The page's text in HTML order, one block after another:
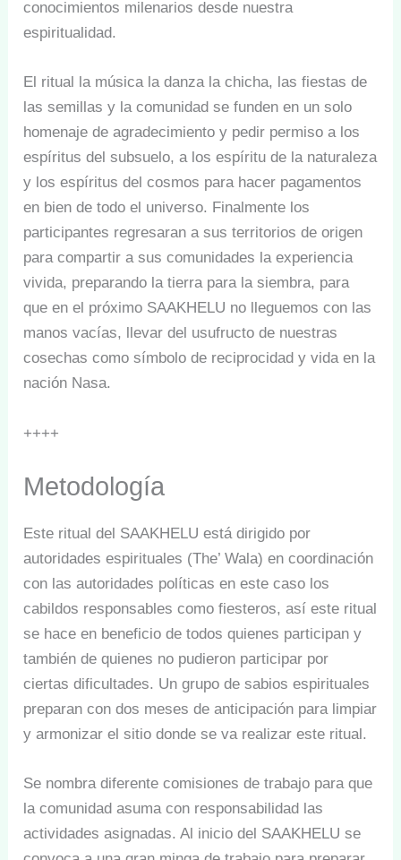
conocimientos milenarios desde nuestra
espiritualidad.
El ritual la música la danza la chicha, las fiestas de
las semillas y la comunidad se funden en un solo
homenaje de agradecimiento y pedir permiso a los
espíritus del subsuelo, a los espíritu de la naturaleza
y los espíritus del cosmos para hacer pagamentos
en bien de todo el universo. Finalmente los
participantes regresaran a sus territorios de origen
para compartir a sus comunidades la experiencia
vivida, preparando la tierra para la siembra, para
que en el próximo SAAKHELU no lleguemos con las
manos vacías, llevar del usufructo de nuestras
cosechas como símbolo de reciprocidad y vida en la
nación Nasa.
++++
Metodología
Este ritual del SAAKHELU está dirigido por
autoridades espirituales (The’ Wala) en coordinación
con las autoridades políticas en este caso los
cabildos responsables como fiesteros, así este ritual
se hace en beneficio de todos quienes participan y
también de quienes no pudieron participar por
ciertas dificultades. Un grupo de sabios espirituales
preparan con dos meses de anticipación para limpiar
y armonizar el sitio donde se va realizar este ritual.
Se nombra diferente comisiones de trabajo para que
la comunidad asuma con responsabilidad las
actividades asignadas. Al inicio del SAAKHELU se